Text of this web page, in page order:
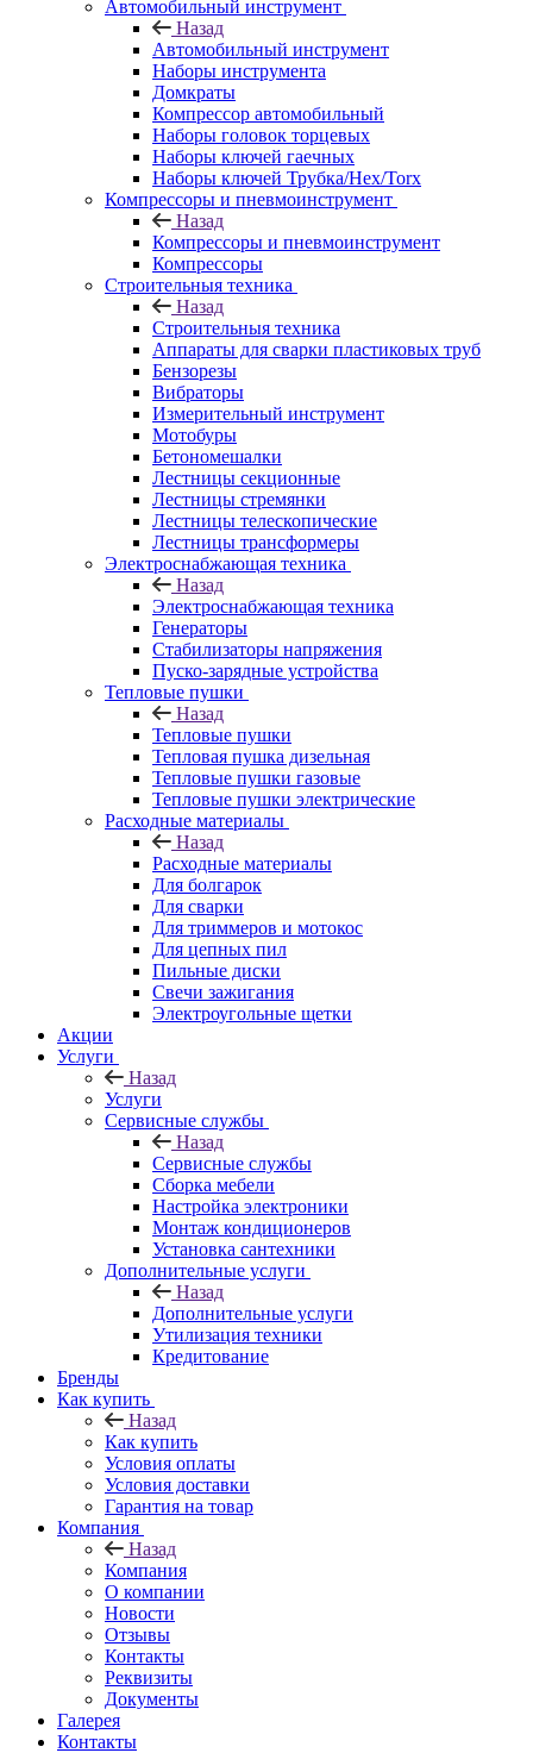
Автомобильный инструмент
Назад
Автомобильный инструмент
Наборы инструмента
Домкраты
Компрессор автомобильный
Наборы головок торцевых
Наборы ключей гаечных
Наборы ключей Трубка/Hex/Torx
Компрессоры и пневмоинструмент
Назад
Компрессоры и пневмоинструмент
Компрессоры
Строительныя техника
Назад
Строительныя техника
Аппараты для сварки пластиковых труб
Бензорезы
Вибраторы
Измерительный инструмент
Мотобуры
Бетономешалки
Лестницы секционные
Лестницы стремянки
Лестницы телескопические
Лестницы трансформеры
Электроснабжающая техника
Назад
Электроснабжающая техника
Генераторы
Стабилизаторы напряжения
Пуско-зарядные устройства
Тепловые пушки
Назад
Тепловые пушки
Тепловая пушка дизельная
Тепловые пушки газовые
Тепловые пушки электрические
Расходные материалы
Назад
Расходные материалы
Для болгарок
Для сварки
Для триммеров и мотокос
Для цепных пил
Пильные диски
Свечи зажигания
Электроугольные щетки
Акции
Услуги
Назад
Услуги
Сервисные службы
Назад
Сервисные службы
Сборка мебели
Настройка электроники
Монтаж кондиционеров
Установка сантехники
Дополнительные услуги
Назад
Дополнительные услуги
Утилизация техники
Кредитование
Бренды
Как купить
Назад
Как купить
Условия оплаты
Условия доставки
Гарантия на товар
Компания
Назад
Компания
О компании
Новости
Отзывы
Контакты
Реквизиты
Документы
Галерея
Контакты